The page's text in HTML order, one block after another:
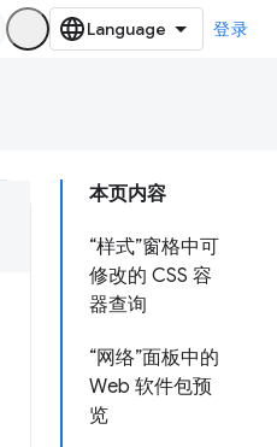
登录
本页内容
“样式”窗格中可
修改的 CSS 容
器查询
“网络”面板中的
Web 软件包预
览